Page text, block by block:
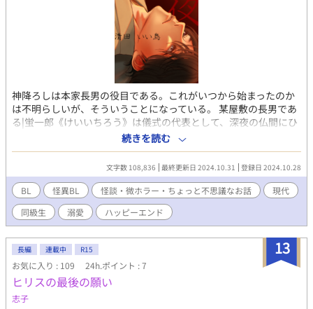
神降ろしは本家長男の役目である。これがいつから始まったのか
は不明らしいが、そういうことになっている。 某屋敷の長男であ
る|蛍一郎《けいいちろう》は儀式の代表として、深夜の仏間にひ
とり残された。儀式というのは決まった時間に祝詞を奏上し、眠
るだけという簡単なもの。 甘かった。誰もいないはずの廊下か
ら、正体不明の足音がする。急いで布団に隠れたが、足音は何の
迷いもなく仏間のほうへと確実に近づいてきた。 その何者かに触
られ驚き、目蓋を開いてさらに驚いた。それは大学生時代のこ
と。好意を寄せていた友人がいた。その彼とそっくりそのまま、
同じ姿をした者がそこにいたのだ。 序盤のサービスシーンを過ぎ
たあたりは薄暗いですが、|駿《しゅん》が出るまで頑張ってくだ
さい。『鼠が出るまで頑張れ』と同じ意味です。 感想ください！
「誰やねん駿」とかだけで良いです！
続きを読む
文字数 108,836 最終更新日 2024.10.31 登録日 2024.10.28
BL 怪異BL 怪談・微ホラー・ちょっと不思議なお話
現代
同級生
溺愛 ハッピーエンド
13
長編 連載中 R15
お気に入り : 109 24h.ポイント : 7
ヒリスの最後の願い
志子